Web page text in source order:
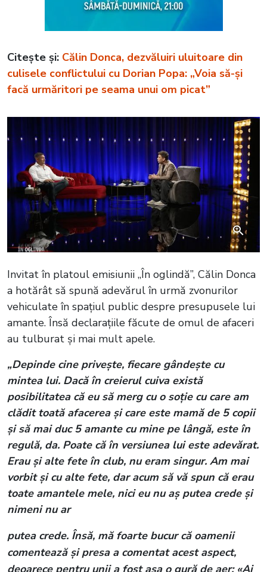
Citește și: Călin Donca, dezvăluiri uluitoare din
culisele conflictului cu Dorian Popa: „Voia să-și
facă urmăritori pe seama unui om picat”
Invitat în platoul emisiunii „În oglindă”, Călin Donca
a hotărât să spună adevărul în urmă zvonurilor
vehiculate în spațiul public despre presupusele lui
amante. Însă declarațiile făcute de omul de afaceri
au tulburat și mai mult apele.
„Depinde cine privește, fiecare gândește cu
mintea lui. Dacă în creierul cuiva există
posibilitatea că eu să merg cu o soție cu care am
clădit toată afacerea și care este mamă de 5 copii
și să mai duc 5 amante cu mine pe lângă, este în
regulă, da. Poate că în versiunea lui este adevărat.
Erau și alte fete în club, nu eram singur. Am mai
vorbit și cu alte fete, dar acum să vă spun că erau
toate amantele mele, nici eu nu aș putea crede și
nimeni nu ar
putea crede. Însă, mă foarte bucur că oamenii
comentează și presa a comentat acest aspect,